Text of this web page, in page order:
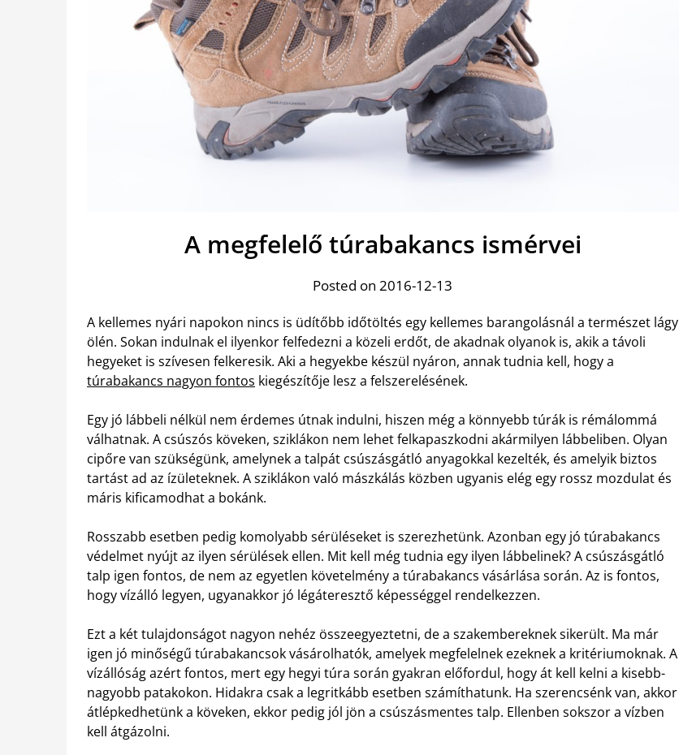
A megfelelő túrabakancs ismérvei
Posted on 2016-12-13
A kellemes nyári napokon nincs is üdítőbb időtöltés egy kellemes barangolásnál a természet lágy
ölén. Sokan indulnak el ilyenkor felfedezni a közeli erdőt, de akadnak olyanok is, akik a távoli
hegyeket is szívesen felkeresik. Aki a hegyekbe készül nyáron, annak tudnia kell, hogy a
túrabakancs nagyon fontos kiegészítője lesz a felszerelésének.
Egy jó lábbeli nélkül nem érdemes útnak indulni, hiszen még a könnyebb túrák is rémálommá
válhatnak. A csúszós köveken, sziklákon nem lehet felkapaszkodni akármilyen lábbeliben. Olyan
cipőre van szükségünk, amelynek a talpát csúszásgátló anyagokkal kezelték, és amelyik biztos
tartást ad az ízületeknek. A sziklákon való mászkálás közben ugyanis elég egy rossz mozdulat és
máris kificamodhat a bokánk.
Rosszabb esetben pedig komolyabb sérüléseket is szerezhetünk. Azonban egy jó túrabakancs
védelmet nyújt az ilyen sérülések ellen. Mit kell még tudnia egy ilyen lábbelinek? A csúszásgátló
talp igen fontos, de nem az egyetlen követelmény a túrabakancs vásárlása során. Az is fontos,
hogy vízálló legyen, ugyanakkor jó légáteresztő képességgel rendelkezzen.
Ezt a két tulajdonságot nagyon nehéz összeegyeztetni, de a szakembereknek sikerült. Ma már
igen jó minőségű túrabakancsok vásárolhatók, amelyek megfelelnek ezeknek a kritériumoknak. A
vízállóság azért fontos, mert egy hegyi túra során gyakran előfordul, hogy át kell kelni a kisebb-
nagyobb patakokon. Hidakra csak a legritkább esetben számíthatunk. Ha szerencsénk van, akkor
átlépkedhetünk a köveken, ekkor pedig jól jön a csúszásmentes talp. Ellenben sokszor a vízben
kell átgázolni.